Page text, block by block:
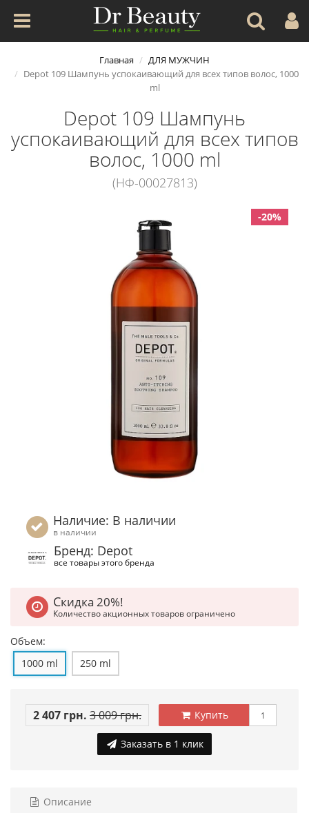
Главная
ДЛЯ МУЖЧИН
Depot 109 Шампунь успокаивающий для всех типов волос, 1000
ml
Depot 109 Шампунь
успокаивающий для всех типов
волос, 1000 ml
(НФ-00027813)
-20%
Наличие: В наличии
в наличии
Бренд: Depot
все товары этого бренда
Скидка 20%!
Количество акционных товаров ограничено
Объем:
1000 ml
250 ml
2 407 грн. 3 009 грн. Купить
Заказать в 1 клик
Описание